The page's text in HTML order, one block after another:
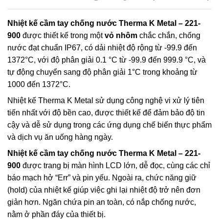
Nhiệt kế cầm tay chống nước Therma K Metal – 221-
900 được thiết kế trong mộtvỏ nhôm chắc chắn, chống
nước đạt chuẩn IP67, có dải nhiệt độ rộng từ -99.9 đến
1372°C, với độ phân giải 0.1 °C từ -99.9 đến 999.9 °C, và
tự động chuyển sang độ phân giải 1°C trong khoảng từ
1000 đến 1372°C.
Nhiệt kế Therma K Metal sử dụng công nghệ vi xử lý tiên
tiến nhất với độ bền cao, được thiết kế để đảm bảo độ tin
cậy và dễ sử dụng trong các ứng dụng chế biến thực phẩm
và dịch vụ ăn uống hàng ngày.
Nhiệt kế cầm tay chống nước Therma K Metal – 221-
900 được trang bị màn hình LCD lớn, dễ đọc, cùng các chỉ
báo mạch hở “Err” và pin yếu. Ngoài ra, chức năng giữ
(hold) của nhiệt kế giúp việc ghi lại nhiệt độ trở nên đơn
giản hơn. Ngăn chứa pin an toàn, có nắp chống nước,
nằm ở phần đáy của thiết bị.